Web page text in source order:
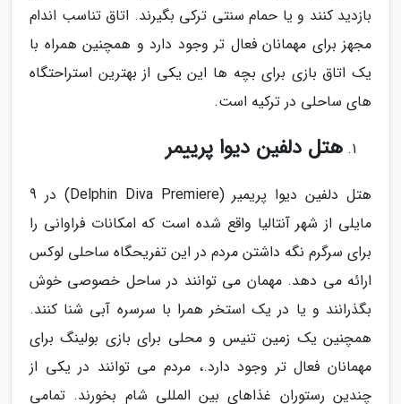
بازدید کنند و یا حمام سنتی ترکی بگیرند. اتاق تناسب اندام
مجهز برای مهمانان فعال تر وجود دارد و همچنین همراه با
یک اتاق بازی برای بچه ها این یکی از بهترین استراحتگاه
های ساحلی در ترکیه است.
هتل دلفین دیوا پرییمر
هتل دلفین دیوا پریمیر (Delphin Diva Premiere) در 9
مایلی از شهر آنتالیا واقع شده است که امکانات فراوانی را
برای سرگرم نگه داشتن مردم در این تفریحگاه ساحلی لوکس
ارائه می دهد. مهمان می توانند در ساحل خصوصی خوش
بگذرانند و یا در یک استخر همرا با سرسره آبی شنا کنند.
همچنین یک زمین تنیس و محلی برای بازی بولینگ برای
مهمانان فعال تر وجود دارد.، مردم می توانند در یکی از
چندین رستوران غذاهای بین المللی شام بخورند. تمامی